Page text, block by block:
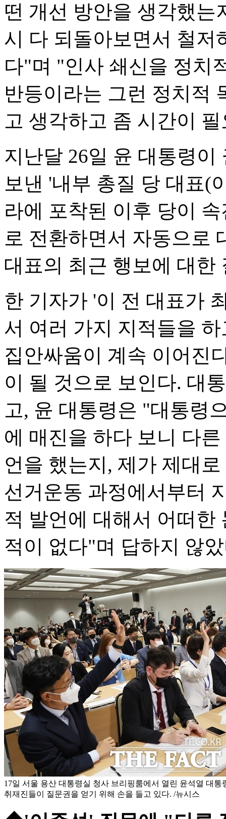
떤 개선 방안을 생각했
시 다 되돌아보면서 철저
다"며 "인사 쇄신을 정치
반등이라는 그런 정치적
고 생각하고 좀 시간이
지난달 26일 윤 대통령
보낸 '내부 총질 당 대표(
라에 포착된 이후 당이
로 전환하면서 자동으로
대표의 최근 행보에 대한
한 기자가 '이 전 대표가
서 여러 가지 지적들을
집안싸움이 계속 이어진
이 될 것으로 보인다. 대
고, 윤 대통령은 "대통령
에 매진을 하다 보니 다
언을 했는지, 제가 제대
선거운동 과정에서부터
적 발언에 대해서 어떠한
적이 없다"며 답하지 않
17일 서울 용산 대통령실 청사 브리핑룸에서 열린 윤석열 대통
취재진들이 질문권을 얻기 위해 손을 들고 있다. /뉴시스